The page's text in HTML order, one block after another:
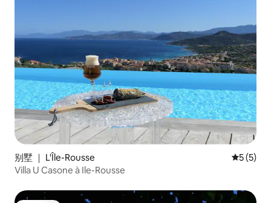
别墅 ｜ L'Île-Rousse 平均评分
5 (5)
Villa U Casone à Ile-Rousse